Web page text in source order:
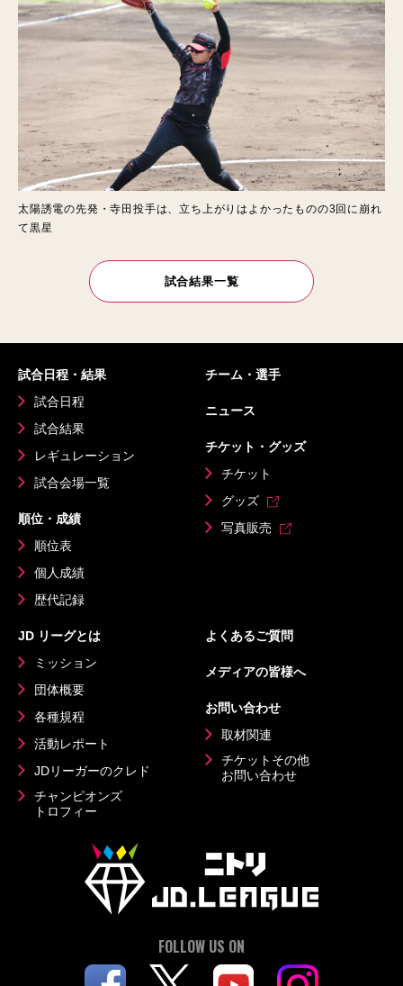
太陽誘電の先発・寺田投手は、立ち上がりはよかったものの3回に崩れ
て黒星
試合結果一覧
試合日程・結果
試合日程
試合結果
レギュレーション
試合会場一覧
順位・成績
順位表
個人成績
歴代記録
チーム・選手
ニュース
チケット・グッズ
チケット
グッズ
写真販売
JD リーグとは
ミッション
団体概要
各種規程
活動レポート
JDリーガーのクレド
チャンピオンズ
トロフィー
よくあるご質問
メディアの皆様へ
お問い合わせ
取材関連
チケットその他
お問い合わせ
FOLLOW US ON